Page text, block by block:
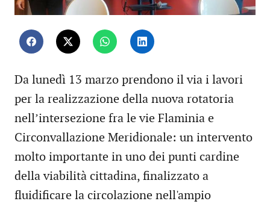
Da lunedì 13 marzo prendono il via i lavori
per la realizzazione della nuova rotatoria
nell’intersezione fra le vie Flaminia e
Circonvallazione Meridionale: un intervento
molto importante in uno dei punti cardine
della viabilità cittadina, finalizzato a
fluidificare la circolazione nell'ampio